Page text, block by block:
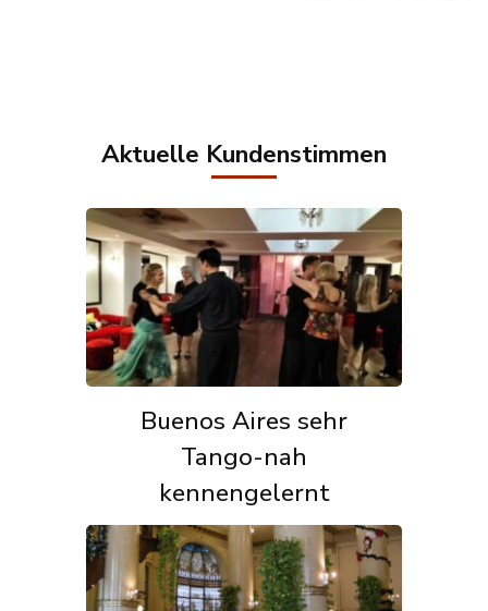
Aktuelle Kundenstimmen
Buenos Aires sehr
Tango-nah
kennengelernt